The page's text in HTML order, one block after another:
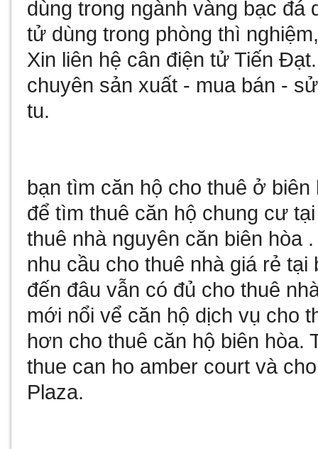
dùng trong ngành vàng bạc
tử dùng trong phòng thì
Xin liên hệ cân điện tử Tiến
chuyên sản xuất - mua bán -
tu.
bạn tìm căn hộ cho thuê ở biên
để tìmthuê căn hộ chung cư
thuê nhà nguyên căn biên hòa
nhu cầu cho thuê nhà giá rẻ tại
đến đâu vẫn có đủ cho thuê
mới nổi vể căn hộ dịch vụ cho
hơn cho thuê căn hộ biên hòa.
thue can ho amber court và
Plaza.